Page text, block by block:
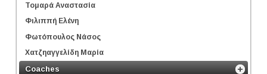
Τομαρά Αναστασία
Φιλιππή Ελένη
Φωτόπουλος Νάσος
Χατζηαγγελίδη Μαρία
Coaches